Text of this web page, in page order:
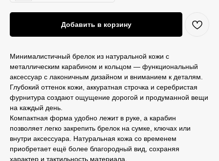
Добавить в корзину
Минималистичный брелок из натуральной кожи с
металлическим карабином и кольцом — функциональный
аксессуар с лаконичным дизайном и вниманием к деталям.
Глубокий оттенок кожи, аккуратная строчка и серебристая
фурнитура создают ощущение дорогой и продуманной вещи
на каждый день.
Компактная форма удобно лежит в руке, а карабин
позволяет легко закрепить брелок на сумке, ключах или
внутри аксессуара. Натуральная кожа со временем
приобретает ещё более благородный вид, сохраняя
характер и тактильность материала.